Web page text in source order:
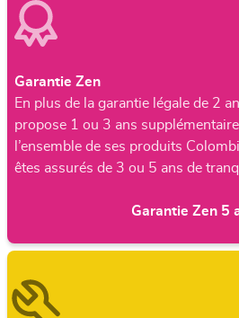
Garantie Zen
En plus de la garantie légale de 2
propose 1 ou 3 ans
l’ensemble de ses produits
êtes assurés de 3 ou 5 ans de
Garantie Zen 5